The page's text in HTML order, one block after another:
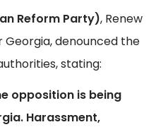
Reform Party), Renew
Georgia, denounced the
stating:
opposition is being
Harassment,